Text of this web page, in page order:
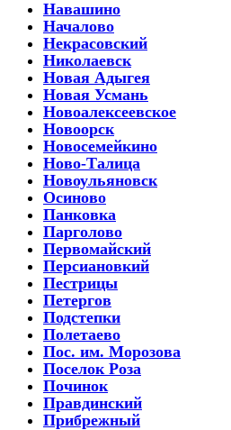
Навашино
Началово
Некрасовский
Николаевск
Новая Адыгея
Новая Усмань
Новоалексеевское
Новоорск
Новосемейкино
Ново-Талица
Новоульяновск
Осиново
Панковка
Парголово
Первомайский
Персиановкий
Пестрицы
Петергов
Подстепки
Полетаево
Пос. им. Морозова
Поселок Роза
Починок
Правдинский
Прибрежный